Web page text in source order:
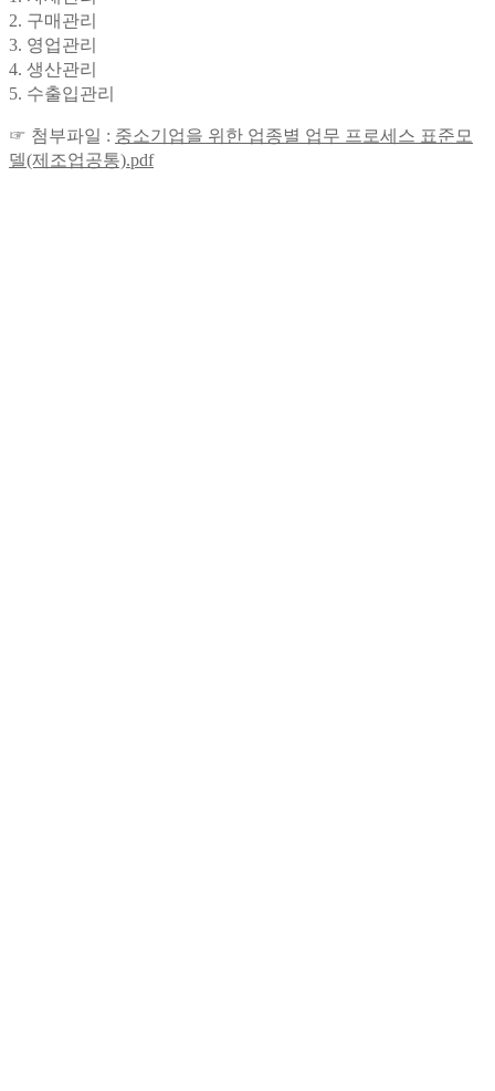
2. 구매관리
3. 영업관리
4. 생산관리
5. 수출입관리
☞ 첨부파일 : 중소기업을 위한 업종별 업무 프로세스 표준모
델(제조업공통).pdf